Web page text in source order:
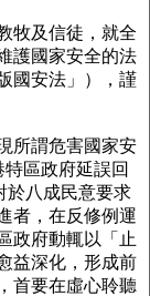
牧及信徒，就全
護國家安全的法
國安法」），謹
所謂危害國家安
區政府延誤回
於八成民意要求
者，在反修例運
政府動輒以「止
益深化，形成前
首要在虛心聆聽